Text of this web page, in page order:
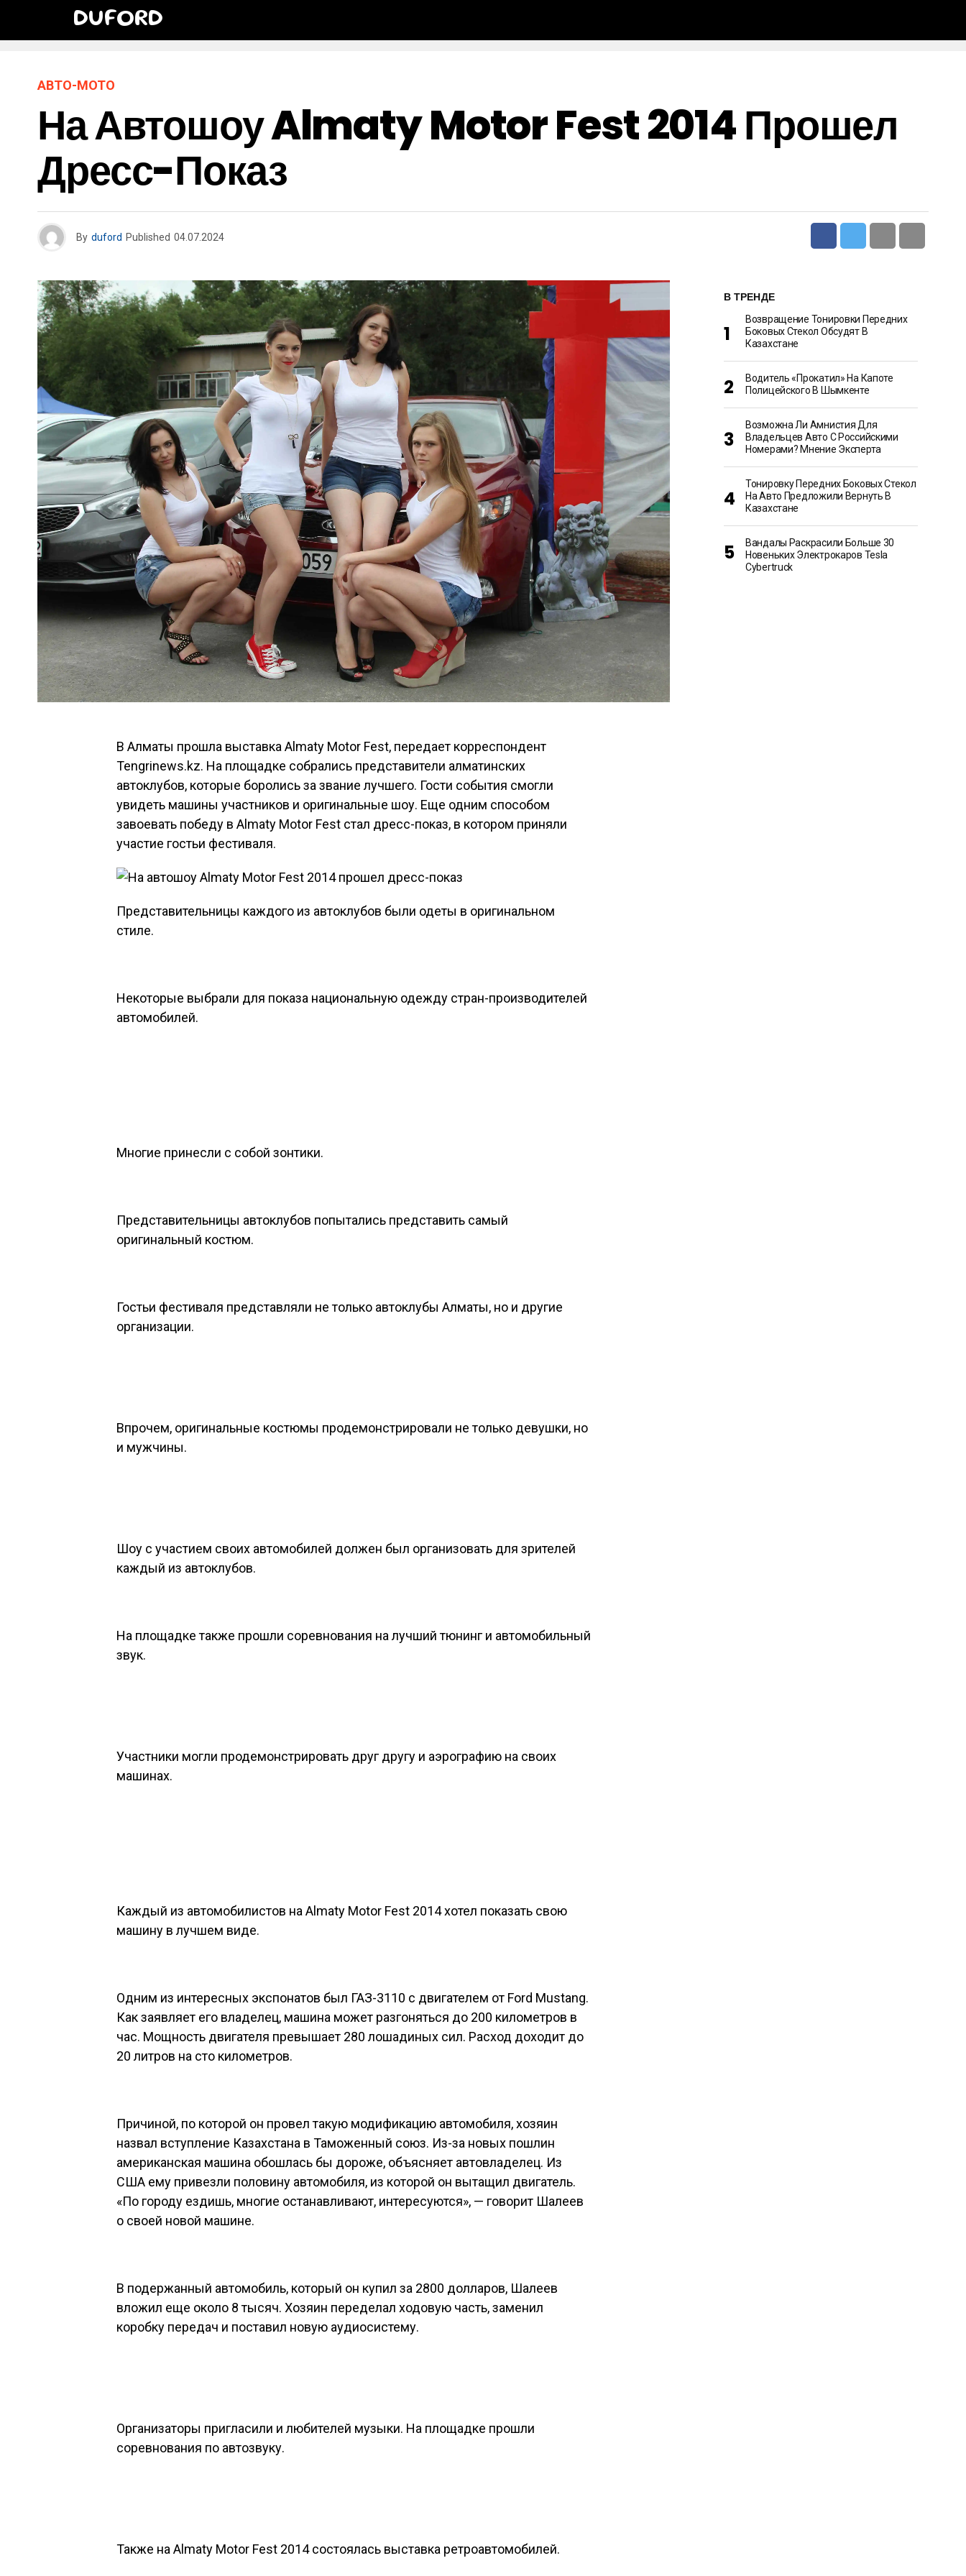
DUFORD
АВТО-МОТО
На Автошоу Almaty Motor Fest 2014 Прошел
Дресс-Показ
By duford Published 04.07.2024
В Алматы прошла выставка Almaty Motor Fest, передает корреспондент
Tengrinews.kz. На площадке собрались представители алматинских
автоклубов, которые боролись за звание лучшего. Гости события смогли
увидеть машины участников и оригинальные шоу. Еще одним способом
завоевать победу в Almaty Motor Fest стал дресс-показ, в котором приняли
участие гостьи фестиваля.
Представительницы каждого из автоклубов были одеты в оригинальном
стиле.
Некоторые выбрали для показа национальную одежду стран-производителей
автомобилей.
Многие принесли с собой зонтики.
Представительницы автоклубов попытались представить самый
оригинальный костюм.
Гостьи фестиваля представляли не только автоклубы Алматы, но и другие
организации.
Впрочем, оригинальные костюмы продемонстрировали не только девушки, но
и мужчины.
Шоу с участием своих автомобилей должен был организовать для зрителей
каждый из автоклубов.
На площадке также прошли соревнования на лучший тюнинг и автомобильный
звук.
Участники могли продемонстрировать друг другу и аэрографию на своих
машинах.
Каждый из автомобилистов на Almaty Motor Fest 2014 хотел показать свою
машину в лучшем виде.
Одним из интересных экспонатов был ГАЗ-3110 с двигателем от Ford Mustang.
Как заявляет его владелец, машина может разгоняться до 200 километров в
час. Мощность двигателя превышает 280 лошадиных сил. Расход доходит до
20 литров на сто километров.
Причиной, по которой он провел такую модификацию автомобиля, хозяин
назвал вступление Казахстана в Таможенный союз. Из-за новых пошлин
американская машина обошлась бы дороже, объясняет автовладелец. Из
США ему привезли половину автомобиля, из которой он вытащил двигатель.
«По городу ездишь, многие останавливают, интересуются», — говорит Шалеев
о своей новой машине.
В подержанный автомобиль, который он купил за 2800 долларов, Шалеев
вложил еще около 8 тысяч. Хозяин переделал ходовую часть, заменил
коробку передач и поставил новую аудиосистему.
Организаторы пригласили и любителей музыки. На площадке прошли
соревнования по автозвуку.
Также на Almaty Motor Fest 2014 состоялась выставка ретроавтомобилей.
В ТРЕНДЕ
Возвращение Тонировки Передних
Боковых Стекол Обсудят В
Казахстане
Водитель «прокатил» На Капоте
Полицейского В Шымкенте
Возможна Ли Амнистия Для
Владельцев Авто С Российскими
Номерами? Мнение Эксперта
Тонировку Передних Боковых Стекол
На Авто Предложили Вернуть В
Казахстане
Вандалы Раскрасили Больше 30
Новеньких Электрокаров Tesla
Cybertruck